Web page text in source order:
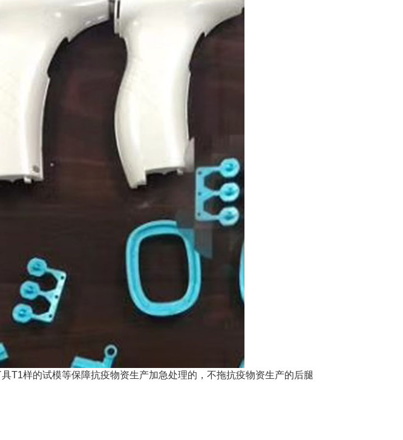
具T1样的试模等保障抗疫物资生产加急处理的，不拖抗疫物资生产的后腿